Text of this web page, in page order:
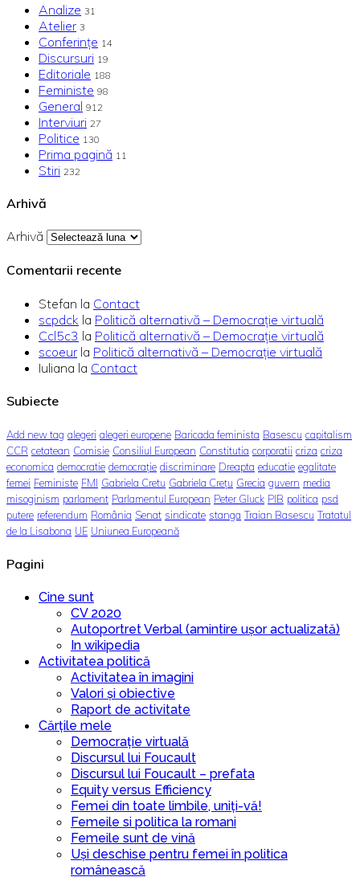
Analize 31
Atelier 3
Conferințe 14
Discursuri 19
Editoriale 188
Feministe 98
General 912
Interviuri 27
Politice 130
Prima pagină 11
Stiri 232
Arhivă
Arhivă
Comentarii recente
Stefan la Contact
scpdck la Politică alternativă – Democraţie virtuală
Ccl5c3 la Politică alternativă – Democraţie virtuală
scoeur la Politică alternativă – Democraţie virtuală
Iuliana la Contact
Subiecte
Add new tag alegeri alegeri europene Baricada feminista Basescu capitalism
CCR cetatean Comisie Consiliul European Constitutia corporatii criza criza
economica democratie democrație discriminare Dreapta educatie egalitate
femei Feministe FMI Gabriela Cretu Gabriela Crețu Grecia guvern media
misoginism parlament Parlamentul European Peter Gluck PIB politica psd
putere referendum România Senat sindicate stanga Traian Basescu Tratatul
de la Lisabona UE Uniunea Europeană
Pagini
Cine sunt
CV 2020
Autoportret Verbal (amintire ușor actualizată)
In wikipedia
Activitatea politică
Activitatea în imagini
Valori și obiective
Raport de activitate
Cărțile mele
Democrație virtuală
Discursul lui Foucault
Discursul lui Foucault – prefata
Equity versus Efficiency
Femei din toate limbile, uniți-vă!
Femeile si politica la romani
Femeile sunt de vină
Uși deschise pentru femei în politica
românească